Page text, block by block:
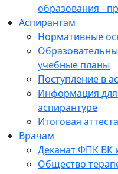
образования -
Аспирантам
Нормативные
учебные планы
Поступление в
Информация
аспирантуре
Итоговая
Врачам
Деканат ФПК ВК
Общество